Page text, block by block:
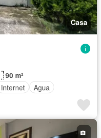
Casa
90 m²
Internet Agua